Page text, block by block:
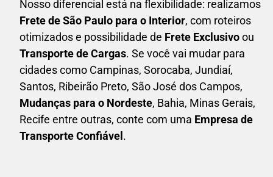
Nosso diferencial está na flexibilidade: realizamos
Frete de São Paulo para o Interior, com roteiros
otimizados e possibilidade de Frete Exclusivoou
Transporte de Cargas. Se você vai mudar para
cidades como Campinas, Sorocaba, Jundiaí,
Santos, Ribeirão Preto, São José dos Campos,
Mudanças para o Nordeste, Bahia, Minas Gerais,
Recife entre outras, conte com uma Empresa de
Transporte Confiável .